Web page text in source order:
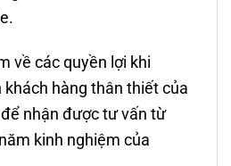
về các quyền lợi khi
hàng thân thiết của
nhận được tư vấn từ
kinh nghiệm của